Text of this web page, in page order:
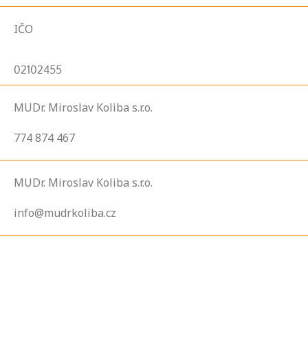
IČO
02102455
MUDr. Miroslav Koliba s.r.o.
774 874 467
MUDr. Miroslav Koliba s.r.o.
info@mudrkoliba.cz